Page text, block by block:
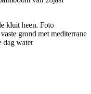
kluit heen. Foto
grond met mediterrane
dag water